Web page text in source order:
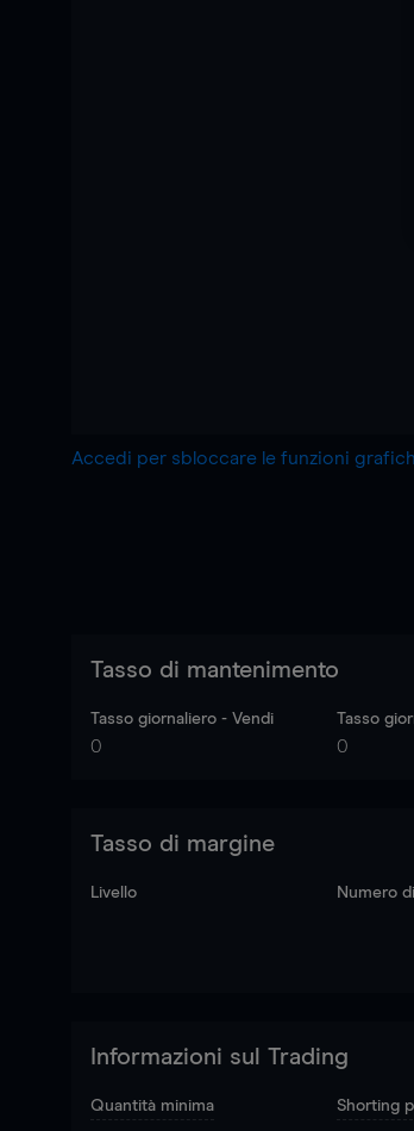
Accedi per sbloccare le funzioni
Tasso di mantenimento
Tasso giornaliero - Vendi
0
Tasso
0
Tasso di margine
Livello Numero
Informazioni sul Trading
Quantità minima Shorting